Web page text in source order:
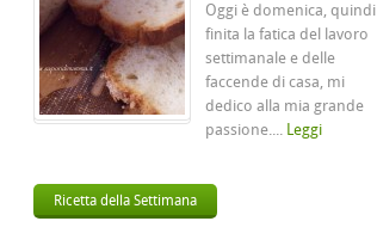
Oggi è domenica, quindi
finita la fatica del lavoro
settimanale e delle
faccende di casa, mi
dedico alla mia grande
passione.... Leggi
Ricetta della Settimana